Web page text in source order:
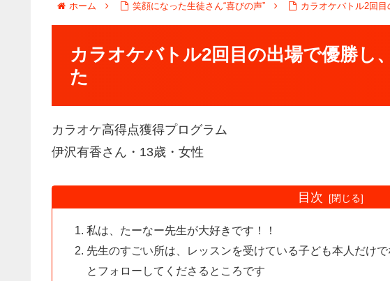
ホーム 笑顔になった生徒さん“喜びの声” カラオケバトル2回
カラオケバトル2回目の出場で優勝し
た
カラオケ高得点獲得プログラム
伊沢有香さん・13歳・女性
目次
私は、たーなー先生が大好きです！！
先生のすごい所は、レッスンを受けている子ども本人だけ
とフォローしてくださるところです